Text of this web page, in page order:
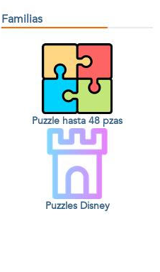
Familias
Puzzle hasta 48 pzas
Puzzles Disney